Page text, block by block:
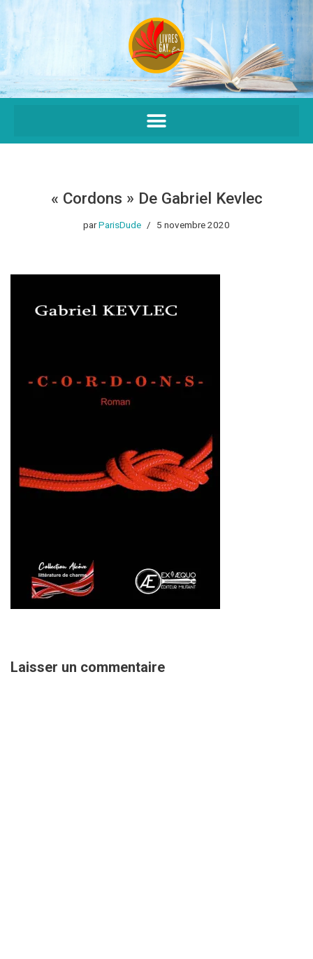
Aller
au
contenu
« Cordons » De Gabriel Kevlec
parParisDude 5 novembre 2020
Laisser un commentaire